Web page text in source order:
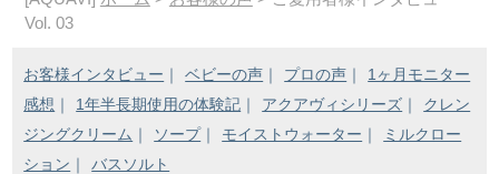
Vol. 03
お客様インタビュー ｜ ベビーの声 ｜ プロの声 ｜
1ヶ月モニター
感想 ｜ 1年半長期使用の体験記 ｜ アクアヴィシリーズ ｜
クレン
ジングクリーム ｜ ソープ｜ モイストウォーター ｜
ミルクロー
ション ｜ バスソルト